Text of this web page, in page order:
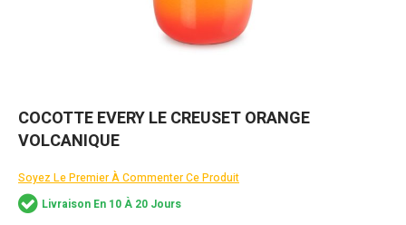
Skip
the
of
the
images
COCOTTE EVERY LE CREUSET ORANGE
VOLCANIQUE
Soyez Le Premier À Commenter Ce Produit
Livraison En 10 À 20 Jours